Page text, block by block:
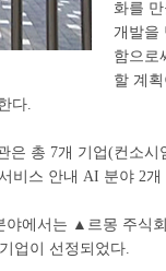
화를
개발을
함으로
할 계
다.
은 총 7개 기업(컨소
비스 안내 AI 분야 2개
야에서는 ▲르몽 주
업이 선정되었다.